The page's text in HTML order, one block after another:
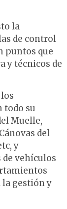
la
de control
puntos que
y técnicos de
todo su
Muelle,
del
y
vehículos
la gestión y